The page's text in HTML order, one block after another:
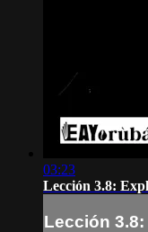
03:23
Lección 3.8:
Lección